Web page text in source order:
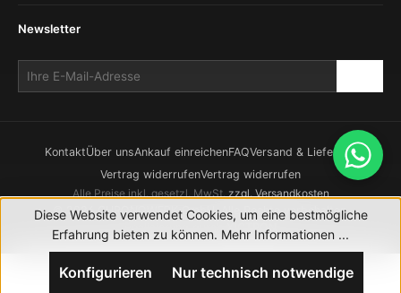
Newsletter
KontaktÜber unsAnkauf einreichenFAQVersand & Lieferung
Vertrag widerrufenVertrag widerrufen
Alle Preise inkl. gesetzl. MwSt.zzgl. Versandkosten
© 2026 CHRONOWERK GmbH. Alle Rechte vorbehalten.
Realisierung durch XICTRON
Diese Website verwendet Cookies, um eine bestmögliche
Erfahrung bieten zu können. Mehr Informationen ...
Nur technisch notwendige
Konfigurieren